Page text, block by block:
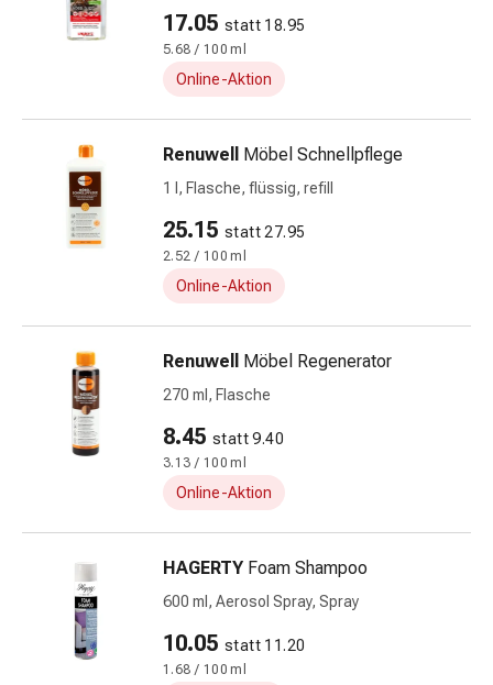
Blasenbeschwerden
&
Migräne
Muskel-
Gelenkschmerzen
Alternativtherapie
Schmerztherapie
Wärme
Alternativtherapie
Stress,
Beruhigungsmittel
Stimmungsschwankungen
Schnarchen
Atemwege
17.05 statt 18.95
5.68 / 100 ml
Online-Aktion
Renuwell Möbel Schnellpflege
1 l, Flasche, flüssig, refill
25.15 statt 27.95
2.52 / 100 ml
Online-Aktion
Renuwell Möbel Regenerator
270 ml, Flasche
8.45 statt 9.40
3.13 / 100 ml
Online-Aktion
HAGERTY Foam Shampoo
600 ml, Aerosol Spray, Spray
10.05 statt 11.20
1.68 / 100 ml